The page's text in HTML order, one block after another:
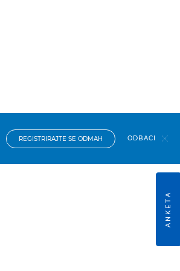
REGISTRIRAJTE SE ODMAH ODBACI
ANKETA